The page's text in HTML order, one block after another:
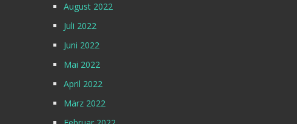
August 2022
Juli 2022
Juni 2022
Mai 2022
April 2022
März 2022